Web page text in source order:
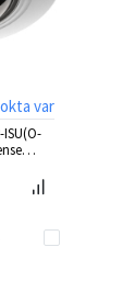
var